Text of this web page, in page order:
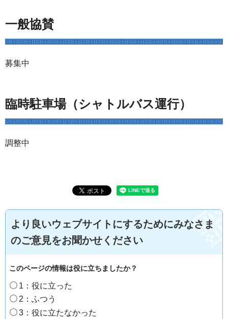
一般協賛
募集中
臨時駐車場（シャトルバス運行）
調整中
より良いウェブサイトにするためにみなさま
のご意見をお聞かせください
このページの情報は役に立ちましたか？
1：役に立った
2：ふつう
3：役に立たなかった